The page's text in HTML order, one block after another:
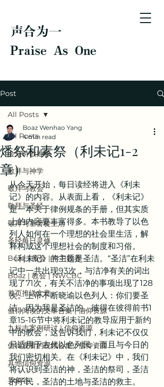
声合为一
Praise As One
Post
All Posts
会众诗歌推荐
敬拜与神学
敬拜与教会
敬拜与圣经
敬拜与基督徒生活
圣经每日灵修
Boaz | 教会 | 学习牧养
Boaz | 教会 | NWCBC
首页推送文章
值得阅读的文章合集 | 信仰资源
九标志案例研讨 | 信仰资源
值得观看的视频合集 | 信仰资源
其他信仰资源
异象谷
All Posts
燔祭和素祭（利未记1-2
章）
Boaz Wenhao Yang
4 min read
从今天开始，每日读经将进入《利未
记》的内容。从表面上看，《利未记》
是一本关于律例规条的手册，但其实质
上的内容要丰富得多。本书教导了以色
列人如何在一个理想的社会里生活，解
释构成这个理想社会的制度和习俗。
《利未记》的主题是圣洁。“圣洁”在利未
记中一共出现93次，与洁净有关的词出
现了71次，有关不洁净的事项出现了128
次。上帝不断晓谕以色列人：你们要圣
洁，因为我是圣洁的。彼得在彼得前书1
章15-16节中将利未记的教导应用于新约
中的教会，这告诉我们，利未记不仅仅
只适用于古代以色列民，而且与今日的
我们密切相关。在《利未记》中，我们
将认识到圣洁的神，圣洁的祭司，圣洁
的子民，圣洁的土地与圣洁的救主。